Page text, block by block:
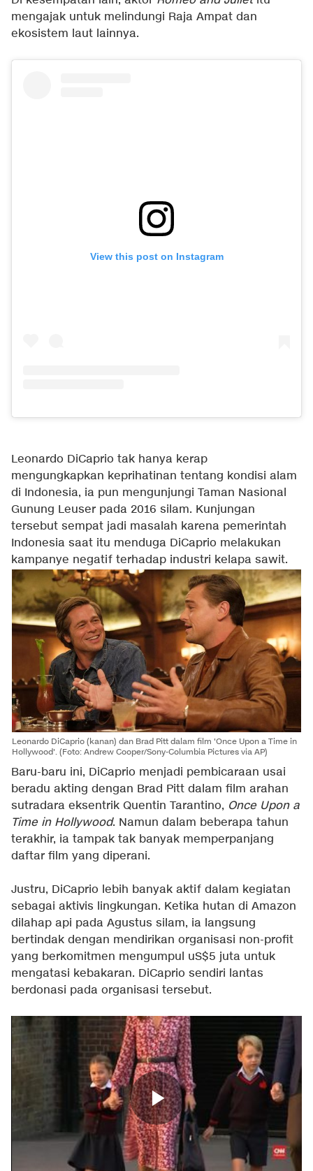
mengajak untuk melindungi Raja Ampat dan
ekosistem laut lainnya.
View this post on Instagram
Leonardo DiCaprio tak hanya kerap
mengungkapkan keprihatinan tentang kondisi alam
di Indonesia, ia pun mengunjungi Taman Nasional
Gunung Leuser pada 2016 silam. Kunjungan
tersebut sempat jadi masalah karena pemerintah
Indonesia saat itu menduga DiCaprio melakukan
kampanye negatif terhadap industri kelapa sawit.
Leonardo DiCaprio (kanan) dan Brad Pitt dalam film 'Once Upon a Time in
Hollywood'. (Foto: Andrew Cooper/Sony-Columbia Pictures via AP)
Baru-baru ini, DiCaprio menjadi pembicaraan usai
beradu akting dengan Brad Pitt dalam film arahan
sutradara eksentrik Quentin Tarantino, Once Upon a
Time in Hollywood. Namun dalam beberapa tahun
terakhir, ia tampak tak banyak memperpanjang
daftar film yang diperani.
Justru, DiCaprio lebih banyak aktif dalam kegiatan
sebagai aktivis lingkungan. Ketika hutan di Amazon
dilahap api pada Agustus silam, ia langsung
bertindak dengan mendirikan organisasi non-profit
yang berkomitmen mengumpul uS$5 juta untuk
mengatasi kebakaran. DiCaprio sendiri lantas
berdonasi pada organisasi tersebut.